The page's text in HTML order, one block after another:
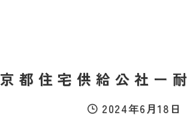
都住宅供給公社ー
2024年6月18日